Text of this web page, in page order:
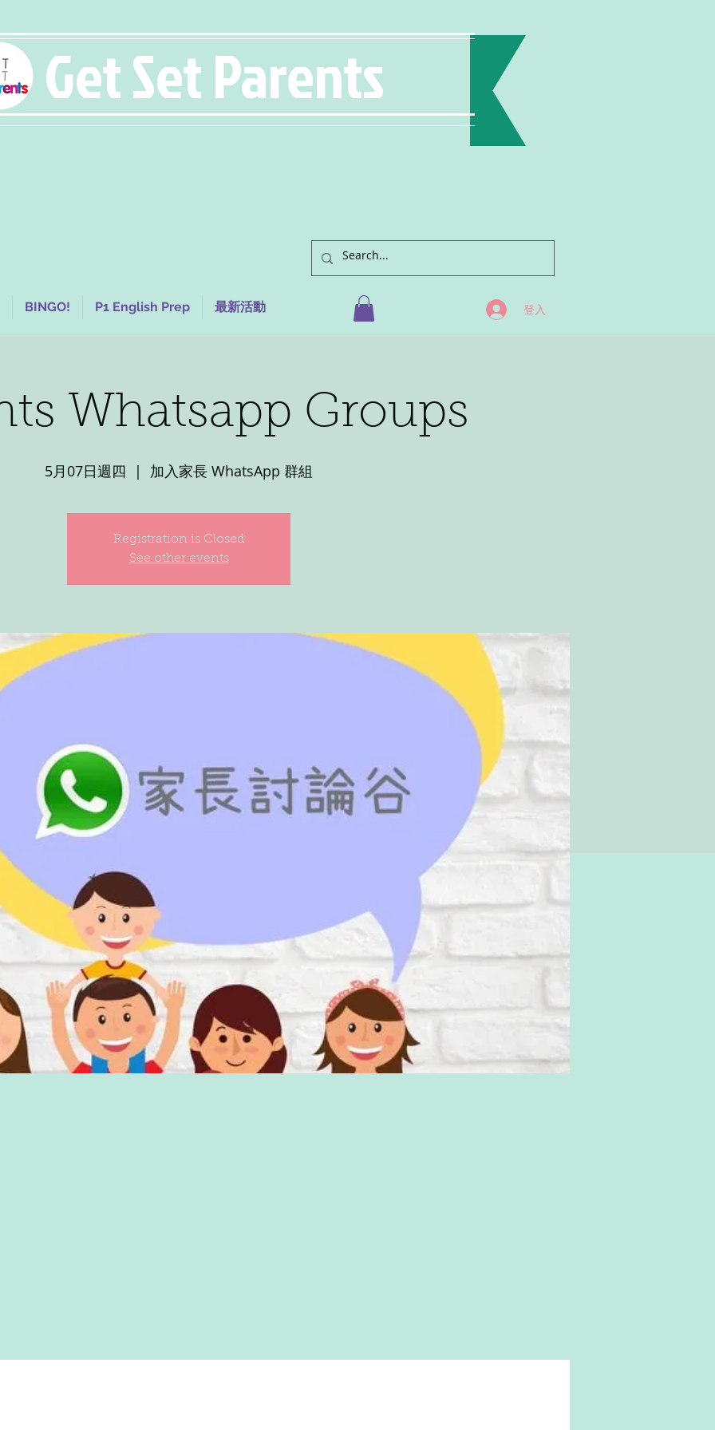
Get Set Parents
BINGO! P1 English Prep 最新活動 登入
Whatsapp Groups
5月07日週四
  |
加入家長 WhatsApp 群組
Registration is Closed
See other events